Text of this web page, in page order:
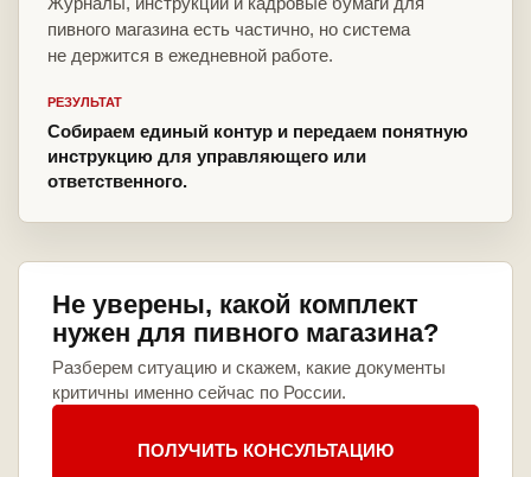
пивного магазина есть частично, но система
не держится в ежедневной работе.
РЕЗУЛЬТАТ
Собираем единый контур и передаем понятную
инструкцию для управляющего или
ответственного.
Не уверены, какой комплект
нужен для пивного магазина?
Разберем ситуацию и скажем, какие документы
критичны именно сейчас по России.
ПОЛУЧИТЬ КОНСУЛЬТАЦИЮ